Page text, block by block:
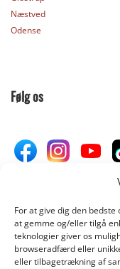
For at give dig den
at gemme og/eller tilgå
teknologier giver os
browseradfærd eller
eller tilbagetrækning af
Næstved
Odense
Følg os
Donér til Inges